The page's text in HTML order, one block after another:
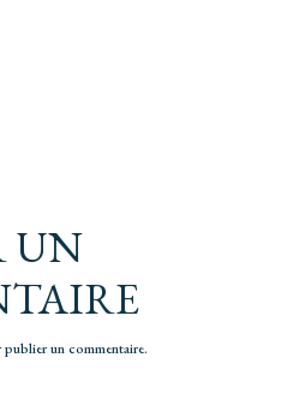
UN
un commentaire.